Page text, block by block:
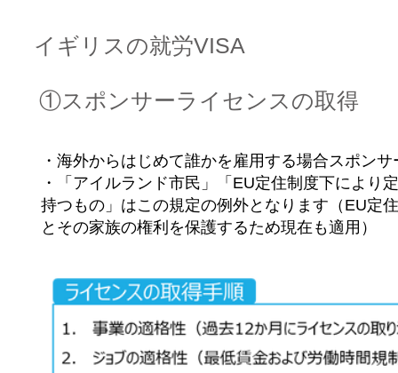
​イギリスの就労VISA
①スポンサーライセンスの取得
・海外からはじめて誰かを雇用する場合スポン
・「アイルランド市民」「EU定住制度下により
持つもの」はこの規定の例外となります（EU定
とその家族の権利を保護するため現在も適用）